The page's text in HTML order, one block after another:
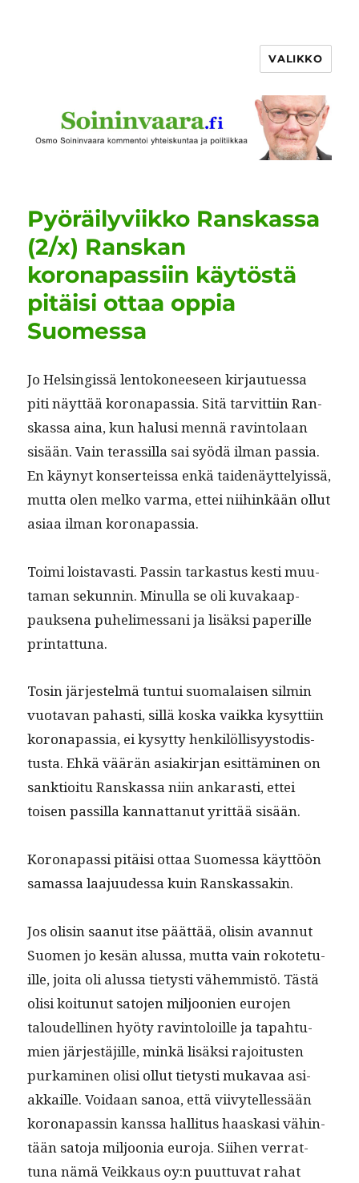
VALIKKO
Pyöräilyviikko Ranskassa
(2/x) Ranskan
koronapassiin käytöstä
pitäisi ottaa oppia
Suomessa
Jo Helsingis­sä lentokoneeseen kir­jautues­sa
piti näyt­tää koron­a­pas­sia. Sitä tarvit­ti­in Ran­
skas­sa aina, kun halusi men­nä rav­in­to­laan
sisään. Vain teras­sil­la sai syödä ilman pas­sia.
En käynyt kon­serteis­sa enkä taidenäyt­te­lyis­sä,
mut­ta olen melko var­ma, ettei niihinkään ollut
asi­aa ilman koronapassia.
Toi­mi lois­tavasti. Passin tarkas­tus kesti muu­
ta­man sekun­nin. Min­ul­la se oli kuvakaap­
pauk­se­na puhe­limes­sani ja lisäk­si paper­ille
printattuna.
Tosin jär­jestelmä tun­tui suo­ma­laisen silmin
vuo­ta­van pahasti, sil­lä kos­ka vaik­ka kysyt­ti­in
koron­a­pas­sia, ei kysyt­ty henkilöl­lisyys­todis­
tus­ta. Ehkä väärän asi­akir­jan esit­tämi­nen on
sank­tioitu Ran­skas­sa niin ankarasti, ettei
toisen pas­sil­la kan­nat­tanut yrit­tää sisään.
Koron­a­pas­si pitäisi ottaa Suomes­sa käyt­töön
samas­sa laa­ju­udessa kuin Ranskassakin.
Jos olisin saanut itse päät­tää, olisin avan­nut
Suomen jo kesän alus­sa, mut­ta vain rokote­tu­
ille, joi­ta oli alus­sa tietysti vähem­mistö. Tästä
olisi koitunut sato­jen miljoonien euro­jen
taloudelli­nen hyö­ty rav­in­toloille ja tapah­tu­
mien jär­jestäjille, minkä lisäk­si rajoi­tusten
purkami­nen olisi ollut tietysti mukavaa asi­
akkaille. Voidaan sanoa, että viivytel­lessään
koron­a­passin kanssa hal­li­tus haaskasi vähin­
tään sato­ja miljoo­nia euro­ja. Siihen ver­rat­
tuna nämä Veikkaus oy:n puut­tuvat rahat